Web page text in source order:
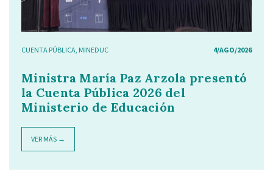
CUENTA PÚBLICA, MINEDUC 4/AGO/2026
Ministra María Paz Arzola presentó
la Cuenta Pública 2026 del
Ministerio de Educación
VER MÁS →